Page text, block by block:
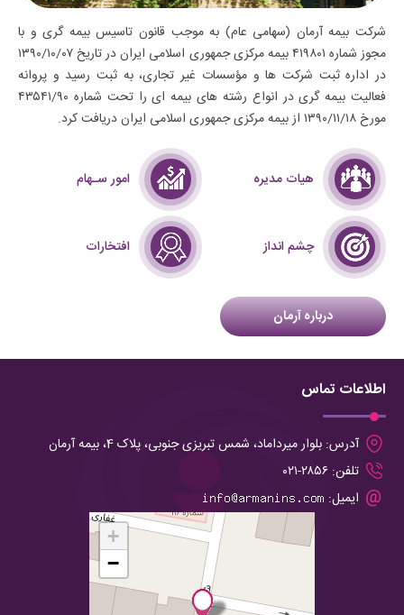
شرکت بیمه آرمان (سهامی عام) به موجب قانون تاسیس بیمه گری و با
مجوز شماره ۴۱۹۸۰۱ بیمه مرکزی جمهوری اسلامی ایران در تاریخ ۱۳۹۰/۱۰/۰۷
در اداره ثبت شرکت ها و مؤسسات غیر تجاری، به ثبت رسید و پروانه
فعالیت بیمه گری در انواع رشته های بیمه ای را تحت شماره ۴۳۵۴۱/۹۰
مورخ ۱۳۹۰/۱۱/۱۸ از بیمه مرکزی جمهوری اسلامی ایران دریافت کرد.
هیات مدیره امور سـهام
چشم انداز افتخارات
درباره آرمان
اطلاعات تماس
آدرس: بلوار میرداماد، شمس تبریزی جنوبی، پلاک 4، بیمه آرمان
تلفن: ۲۸۵۶-۰۲۱
ایمیل:
+
−